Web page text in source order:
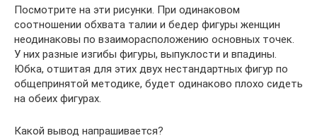
Посмотрите на эти рисунки. При одинаковом
соотношении обхвата талии и бедер фигуры женщин
неодинаковы по взаиморасположению основных точек.
У них разные изгибы фигуры, выпуклости и впадины.
Юбка, отшитая для этих двух нестандартных фигур по
общепринятой методике, будет одинаково плохо сидеть
на обеих фигурах.
Какой вывод напрашивается?